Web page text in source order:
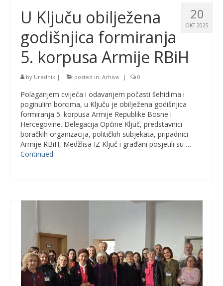
20
OKT 2025
U Ključu obilježena
godišnjica formiranja
5. korpusa Armije RBiH
by Urednik | posted in: Arhiva | 0
Polaganjem cvijeća i odavanjem počasti šehidima i
poginulim borcima, u Ključu je obilježena godišnjica
formiranja 5. korpusa Armije Republike Bosne i
Hercegovine. Delegacija Općine Ključ, predstavnici
boračkih organizacija, političkih subjekata, pripadnici
Armije RBiH, Medžlisa IZ Ključ i građani posjetili su …
Continued